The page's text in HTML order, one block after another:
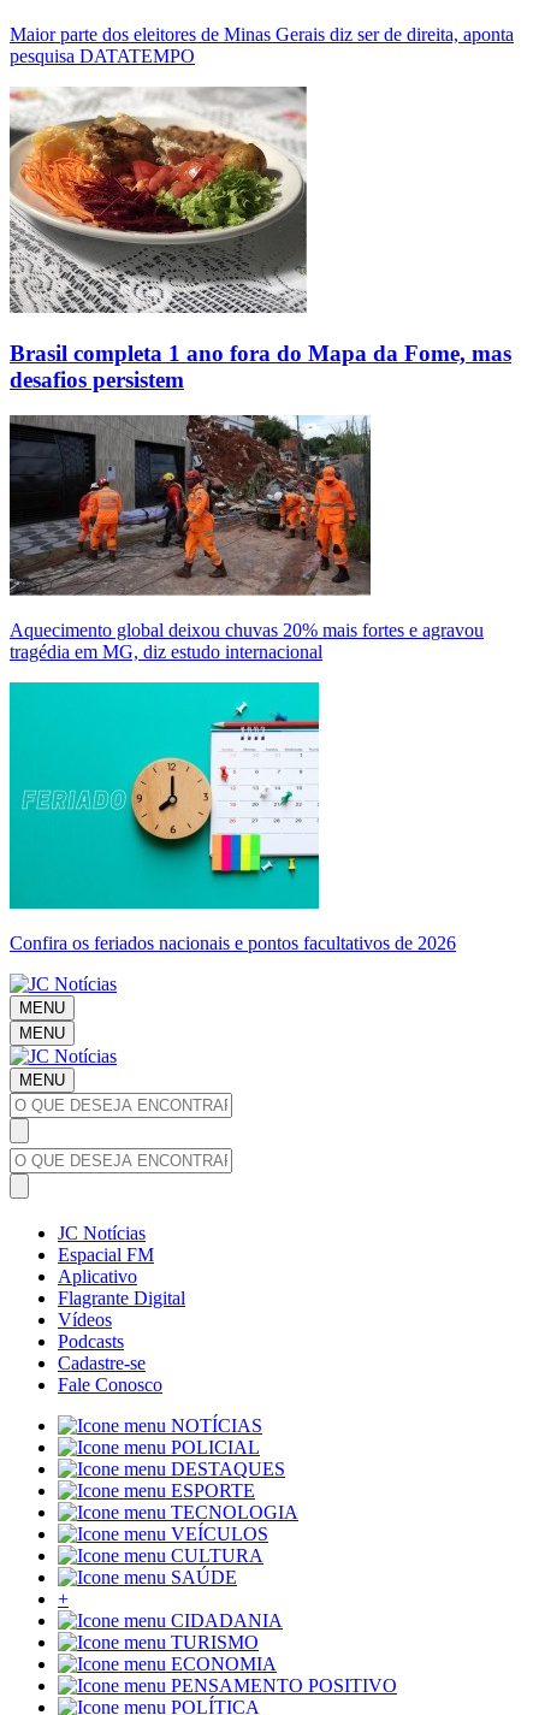
Maior parte dos eleitores de Minas Gerais diz ser de direita, aponta
pesquisa DATATEMPO
Brasil completa 1 ano fora do Mapa da Fome, mas
desafios persistem
Aquecimento global deixou chuvas 20% mais fortes e agravou
tragédia em MG, diz estudo internacional
Confira os feriados nacionais e pontos facultativos de 2026
MENU
MENU
MENU
JC Notícias
Espacial FM
Aplicativo
Flagrante Digital
Vídeos
Podcasts
Cadastre-se
Fale Conosco
NOTÍCIAS
POLICIAL
DESTAQUES
ESPORTE
TECNOLOGIA
VEÍCULOS
CULTURA
SAÚDE
+
CIDADANIA
TURISMO
ECONOMIA
PENSAMENTO POSITIVO
POLÍTICA